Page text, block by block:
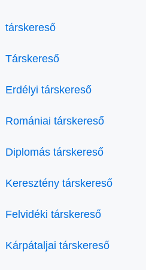
társkereső
Társkereső
Erdélyi társkereső
Romániai társkereső
Diplomás társkereső
Keresztény társkereső
Felvidéki társkereső
Kárpátaljai társkereső